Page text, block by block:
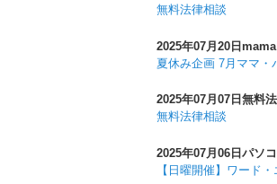
無料法律相談
2025年07月20日
夏休み企画 7月ママ・
2025年07月07日 無料
無料法律相談
2025年07月06日 パソ
【日曜開催】ワード